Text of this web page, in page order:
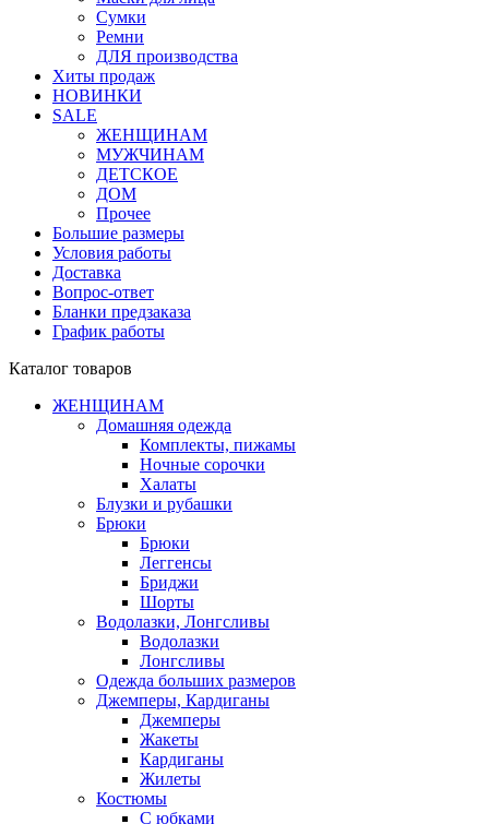
Сумки
Ремни
ДЛЯ производства
Хиты продаж
НОВИНКИ
SALE
ЖЕНЩИНАМ
МУЖЧИНАМ
ДЕТСКОЕ
ДОМ
Прочее
Большие размеры
Условия работы
Доставка
Вопрос-ответ
Бланки предзаказа
График работы
Каталог товаров
ЖЕНЩИНАМ
Домашняя одежда
Комплекты, пижамы
Ночные сорочки
Халаты
Блузки и рубашки
Брюки
Брюки
Леггенсы
Бриджи
Шорты
Водолазки, Лонгсливы
Водолазки
Лонгсливы
Одежда больших размеров
Джемперы, Кардиганы
Джемперы
Жакеты
Кардиганы
Жилеты
Костюмы
С юбками